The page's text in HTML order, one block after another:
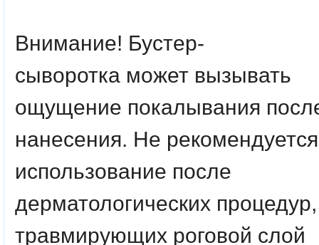
Внимание! Бустер-
сыворотка может вызывать
ощущение покалывания
нанесения. Не рекомендуется
использование после
дерматологических процедур,
травмирующих роговой слой